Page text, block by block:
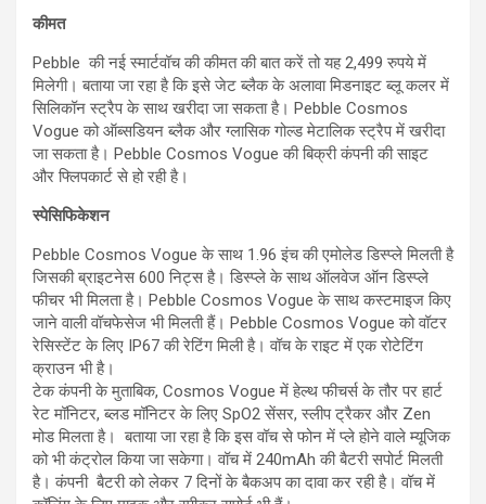
कीमत
Pebble की नई स्‍मार्टवॉच की कीमत की बात करें तो यह 2,499 रुपये में
मिलेगी। बताया जा रहा है कि इसे जेट ब्लैक के अलावा मिडनाइट ब्लू कलर में
सिलिकॉन स्ट्रैप के साथ खरीदा जा सकता है। Pebble Cosmos
Vogue को ऑब्सडियन ब्लैक और ग्लासिक गोल्ड मेटालिक स्ट्रैप में खरीदा
जा सकता है। Pebble Cosmos Vogue की बिक्री कंपनी की साइट
और फ्लिपकार्ट से हो रही है।
स्पेसिफिकेशन
Pebble Cosmos Vogue के साथ 1.96 इंच की एमोलेड डिस्प्ले मिलती है
जिसकी ब्राइटनेस 600 निट्स है। डिस्प्ले के साथ ऑलवेज ऑन डिस्प्ले
फीचर भी मिलता है। Pebble Cosmos Vogue के साथ कस्टमाइज किए
जाने वाली वॉचफेसेज भी मिलती हैं। Pebble Cosmos Vogue को वॉटर
रेसिस्टेंट के लिए IP67 की रेटिंग मिली है। वॉच के राइट में एक रोटेटिंग
क्राउन भी है।
टेक कंपनी के मुताबिक, Cosmos Vogue में हेल्थ फीचर्स के तौर पर हार्ट
रेट मॉनिटर, ब्लड मॉनिटर के लिए SpO2 सेंसर, स्लीप ट्रैकर और Zen
मोड मिलता है। बताया जा रहा है कि इस वॉच से फोन में प्ले होने वाले म्यूजिक
को भी कंट्रोल किया जा सकेगा। वॉच में 240mAh की बैटरी सपोर्ट मिलती
है। कंपनी बैटरी को लेकर 7 दिनों के बैकअप का दावा कर रही है। वॉच में